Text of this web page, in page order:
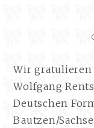
Wir gratulieren
Wolfgang
Deutschen
Bautzen/